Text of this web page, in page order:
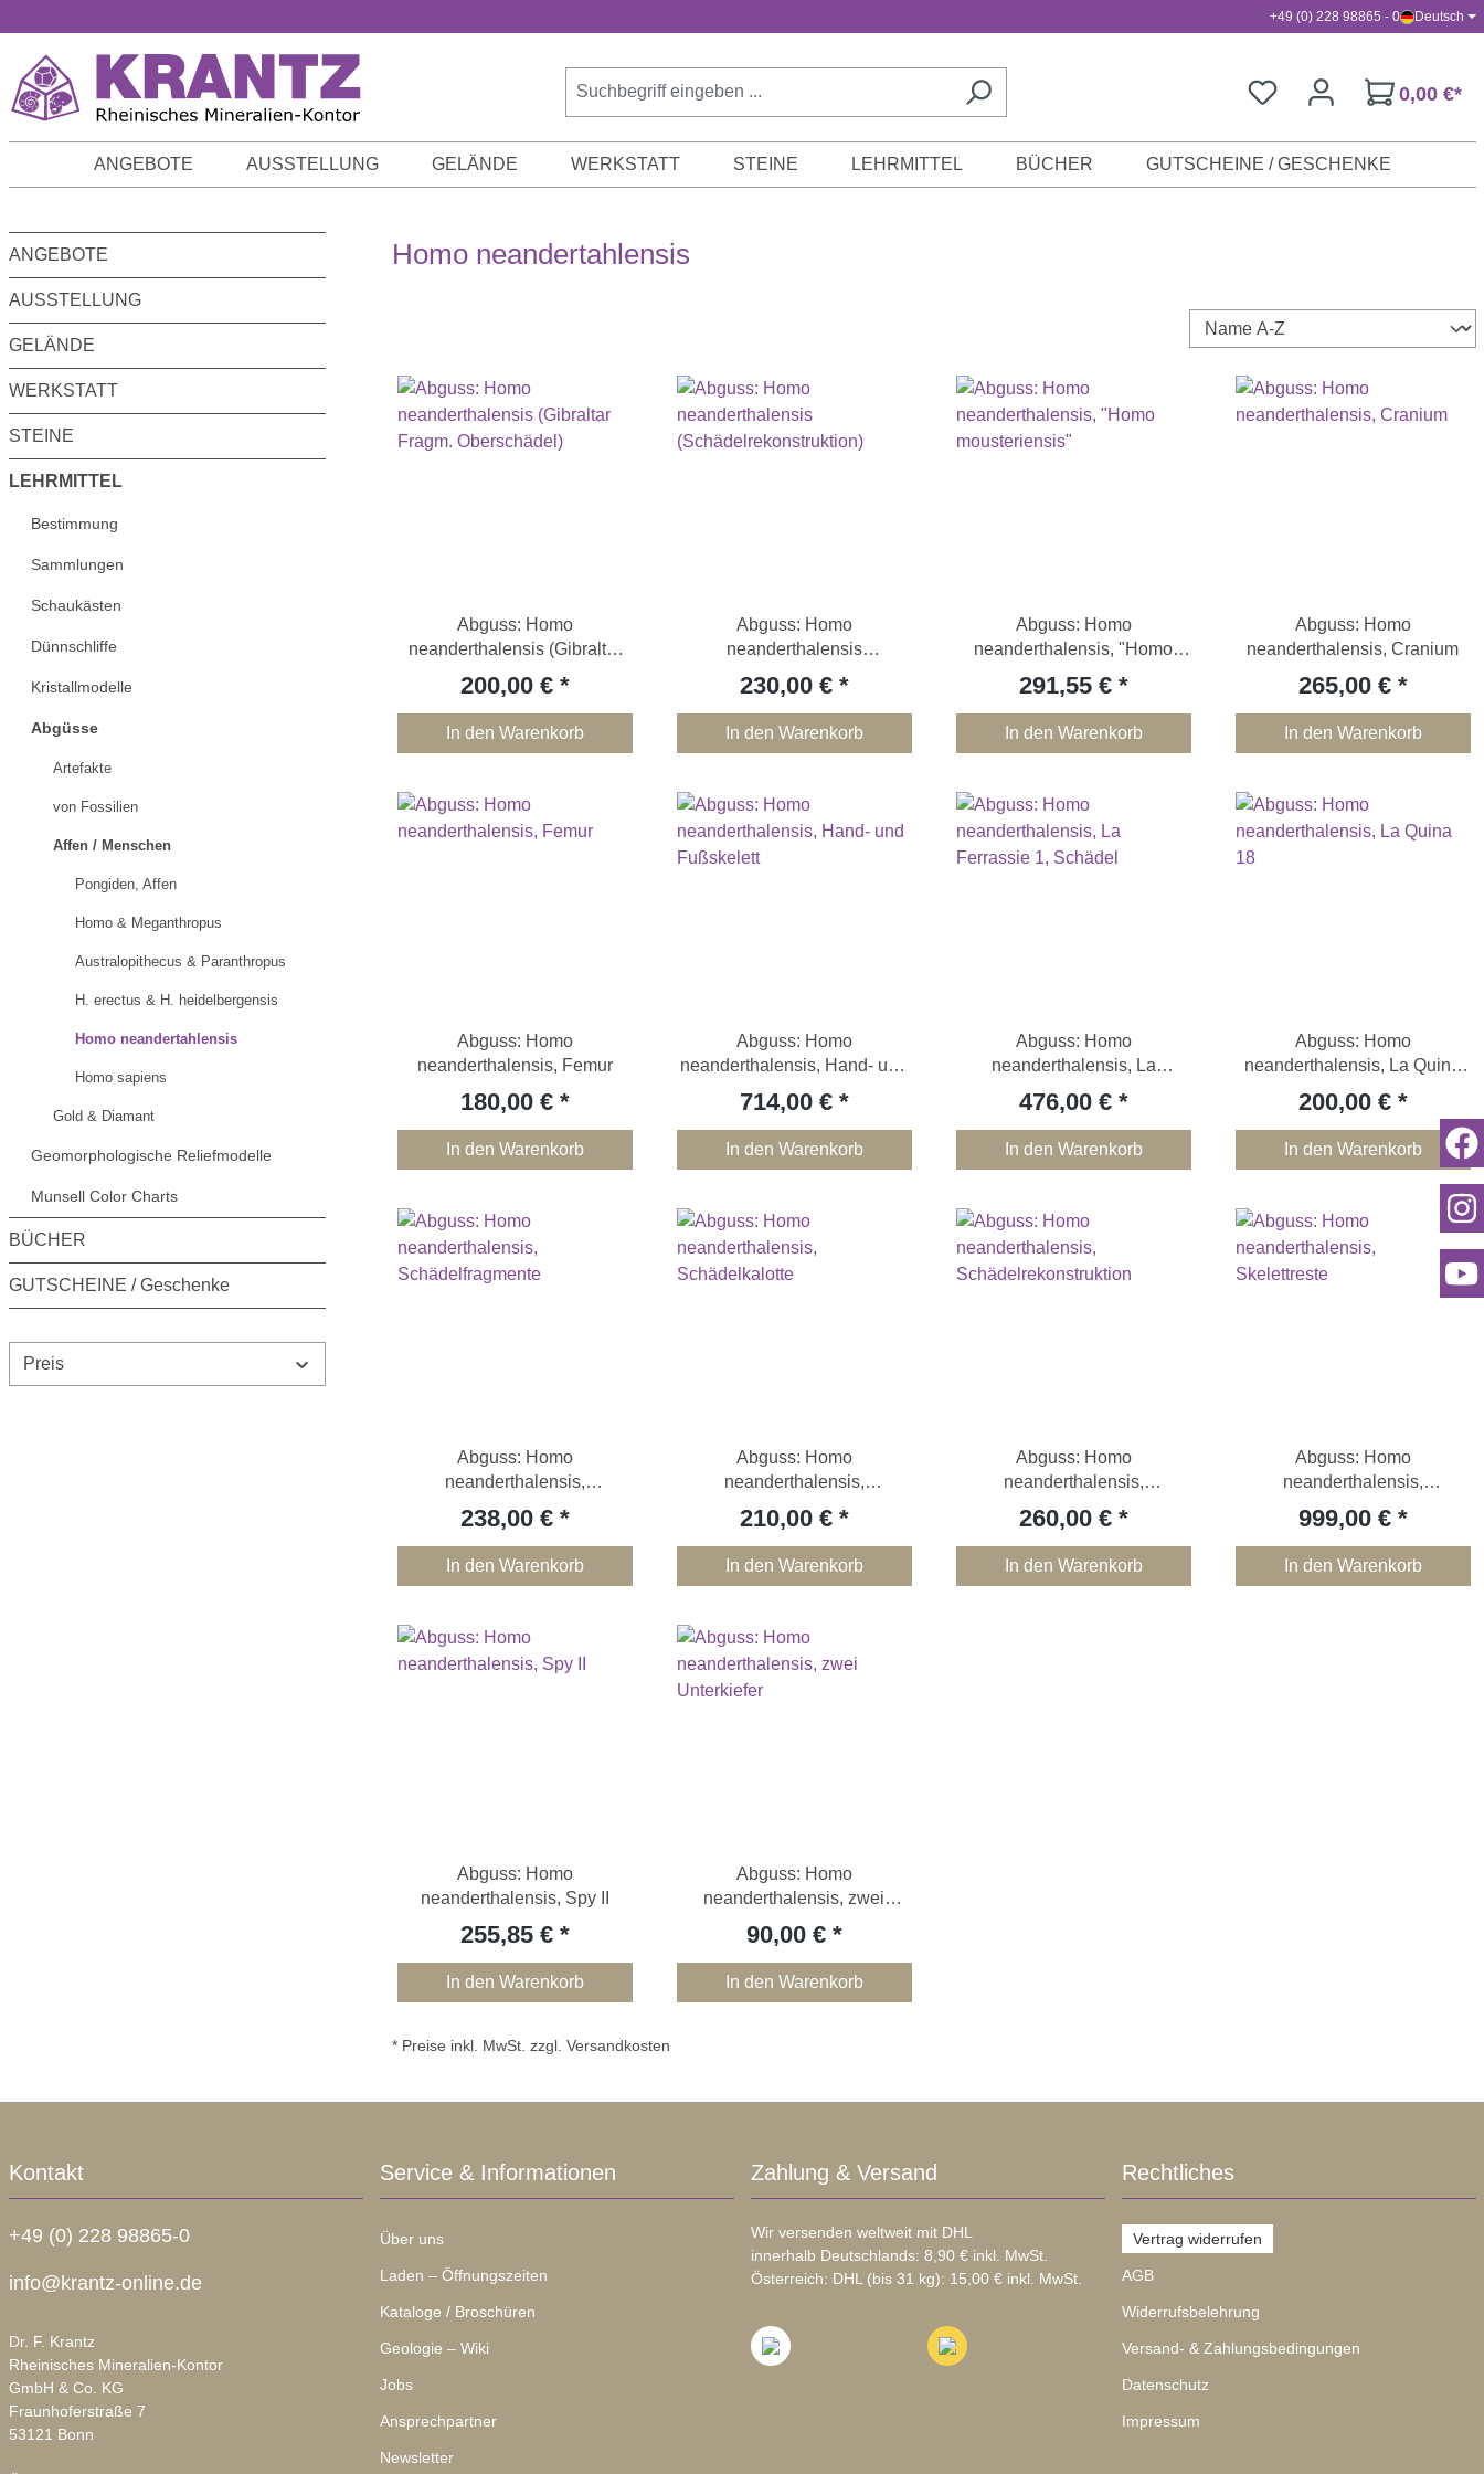
+49 (0) 228 98865 - 0 Deutsch
0,00 €*
ANGEBOTE AUSSTELLUNG GELÄNDE WERKSTATT STEINE LEHRMITTEL BÜCHER GUTSCHEINE / GESCHENKE
ANGEBOTE
AUSSTELLUNG
GELÄNDE
WERKSTATT
STEINE
LEHRMITTEL
Bestimmung
Sammlungen
Schaukästen
Dünnschliffe
Kristallmodelle
Abgüsse
Artefakte
von Fossilien
Affen / Menschen
Pongiden, Affen
Homo & Meganthropus
Australopithecus & Paranthropus
H. erectus & H. heidelbergensis
Homo neandertahlensis
Homo sapiens
Gold & Diamant
Geomorphologische Reliefmodelle
Munsell Color Charts
BÜCHER
GUTSCHEINE / Geschenke
Preis
Homo neandertahlensis
Abguss: Homo
neanderthalensis (Gibraltar
Fragm. Oberschädel)
200,00 €
In den Warenkorb
Abguss: Homo
neanderthalensis
(Schädelrekonstruktion)
230,00 €
In den Warenkorb
Abguss: Homo
neanderthalensis, "Homo
mousteriensis"
291,55 €
In den Warenkorb
Abguss: Homo
neanderthalensis, Cranium
265,00 €
In den Warenkorb
Abguss: Homo
neanderthalensis, Femur
180,00 €
In den Warenkorb
Abguss: Homo
neanderthalensis, Hand- und
Fußskelett
714,00 €
In den Warenkorb
Abguss: Homo
neanderthalensis, La
Ferrassie 1, Schädel
476,00 €
In den Warenkorb
Abguss: Homo
neanderthalensis, La Quina
18
200,00 €
In den Warenkorb
Abguss: Homo
neanderthalensis,
Schädelfragmente
238,00 €
In den Warenkorb
Abguss: Homo
neanderthalensis,
Schädelkalotte
210,00 €
In den Warenkorb
Abguss: Homo
neanderthalensis,
Schädelrekonstruktion
260,00 €
In den Warenkorb
Abguss: Homo
neanderthalensis,
Skelettreste
999,00 €
In den Warenkorb
Abguss: Homo
neanderthalensis, Spy II
255,85 €
In den Warenkorb
Abguss: Homo
neanderthalensis, zwei
Unterkiefer
90,00 €
In den Warenkorb
* Preise inkl. MwSt. zzgl. Versandkosten
Kontakt
+49 (0) 228 98865-0
info@krantz-online.de
Dr. F. Krantz
Rheinisches Mineralien-Kontor
GmbH & Co. KG
Fraunhoferstraße 7
53121 Bonn
Service & Informationen
Über uns
Laden – Öffnungszeiten
Kataloge / Broschüren
Geologie – Wiki
Jobs
Ansprechpartner
Newsletter
Zahlung & Versand
Wir versenden weltweit mit DHL
innerhalb Deutschlands: 8,90 € inkl. MwSt.
Österreich: DHL (bis 31 kg): 15,00 € inkl. MwSt.
Rechtliches
Vertrag widerrufen
AGB
Widerrufsbelehrung
Versand- & Zahlungsbedingungen
Datenschutz
Impressum